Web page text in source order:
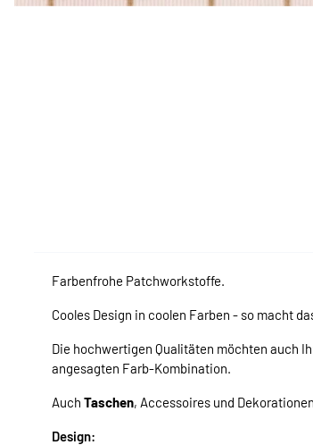
Farbenfrohe Patchworkstoffe.
Cooles Design in coolen Farben - so macht
Die hochwertigen Qualitäten möchten auch
angesagten Farb-Kombination.
Auch Taschen, Accessoires und
Design: